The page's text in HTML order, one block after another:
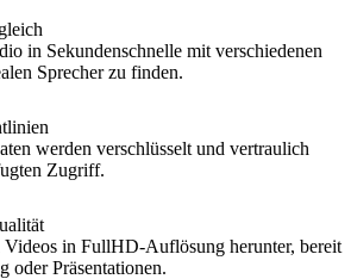
in Sekundenschnelle mit verschiedenen
Sprecher zu finden.
werden verschlüsselt und vertraulich
Zugriff.
Videos in FullHD-Auflösung herunter, bereit
oder Präsentationen.